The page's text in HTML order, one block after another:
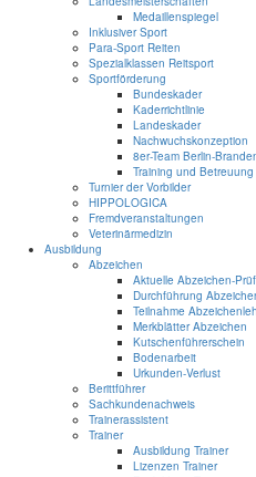
Medaillenspiegel
Inklusiver Sport
Para-Sport Reiten
Spezialklassen Reitsport
Sportförderung
Bundeskader
Kaderrichtlinie
Landeskader
Nachwuchskonzeption
8er-Team Berlin-
Training und Betreuung
Turnier der Vorbilder
HIPPOLOGICA
Fremdveranstaltungen
Veterinärmedizin
Ausbildung
Abzeichen
Aktuelle Abzeichen-
Durchführung
Teilnahme
Merkblätter Abzeichen
Kutschenführerschein
Bodenarbeit
Urkunden-Verlust
Berittführer
Sachkundenachweis
Trainerassistent
Trainer
Ausbildung Trainer
Lizenzen Trainer